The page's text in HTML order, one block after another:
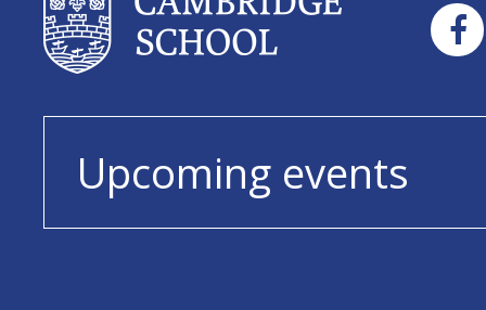
Upcoming events